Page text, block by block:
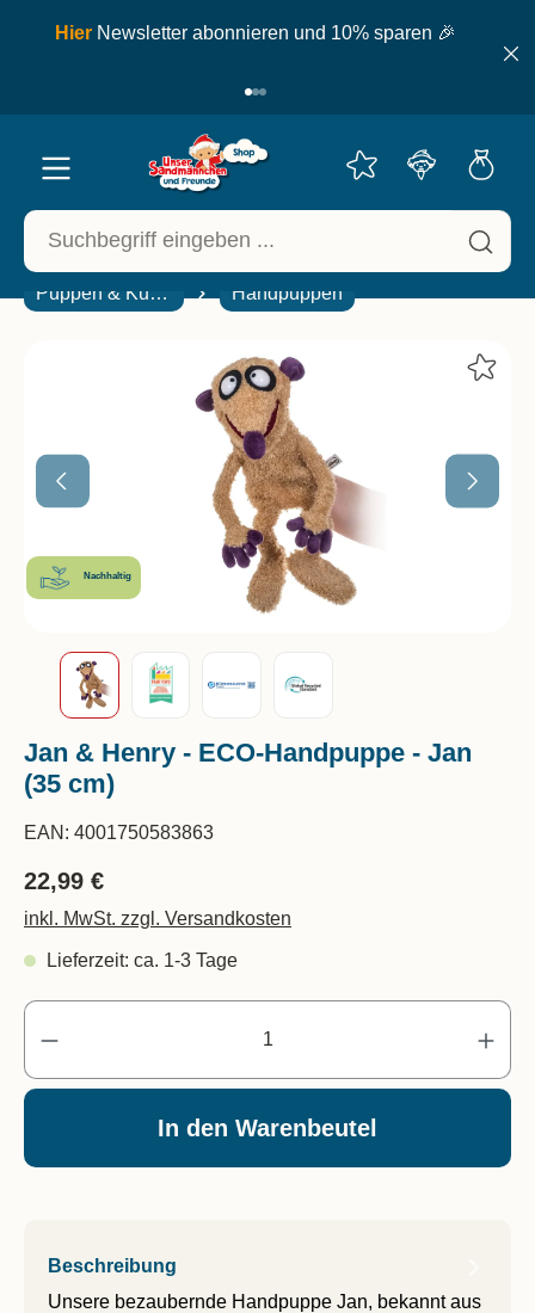
springen
Hier Newsletter abonnieren und 10% sparen 🎉
Puppen & Kuscheltiere Handpuppen
Nachhaltig
Jan & Henry - ECO-Handpuppe - Jan
(35 cm)
EAN: 4001750583863
22,99 €
inkl. MwSt. zzgl. Versandkosten
Lieferzeit: ca. 1-3 Tage
In den Warenbeutel
Beschreibung
Unsere bezaubernde Handpuppe Jan, bekannt aus